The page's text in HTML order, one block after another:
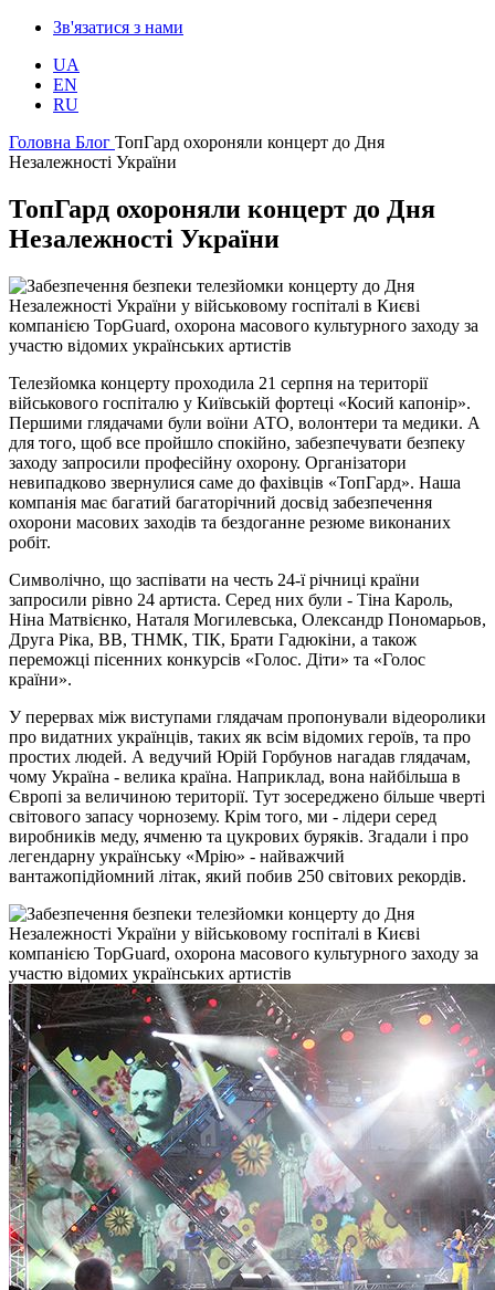
Зв'язатися з нами
UA
EN
RU
Головна Блог ТопГард охороняли концерт до Дня
Незалежності України
ТопГард охороняли концерт до Дня
Незалежності України
Телезйомка концерту проходила 21 серпня на території
військового госпіталю у Київській фортеці «Косий капонір».
Першими глядачами були воїни АТО, волонтери та медики. А
для того, щоб все пройшло спокійно, забезпечувати безпеку
заходу запросили професійну охорону. Організатори
невипадково звернулися саме до фахівців «ТопГард». Наша
компанія має багатий багаторічний досвід забезпечення
охорони масових заходів та бездоганне резюме виконаних
робіт.
Символічно, що заспівати на честь 24-ї річниці країни
запросили рівно 24 артиста. Серед них були - Тіна Кароль,
Ніна Матвієнко, Наталя Могилевська, Олександр Пономарьов,
Друга Ріка, ВВ, ТНМК, ТІК, Брати Гадюкіни, а також
переможці пісенних конкурсів «Голос. Діти» та «Голос
країни».
У перервах між виступами глядачам пропонували відеоролики
про видатних українців, таких як всім відомих героїв, та про
простих людей. А ведучий Юрій Горбунов нагадав глядачам,
чому Україна - велика країна. Наприклад, вона найбільша в
Європі за величиною території. Тут зосереджено більше чверті
світового запасу чорнозему. Крім того, ми - лідери серед
виробників меду, ячменю та цукрових буряків. Згадали і про
легендарну українську «Мрію» - найважчий
вантажопідйомний літак, який побив 250 світових рекордів.